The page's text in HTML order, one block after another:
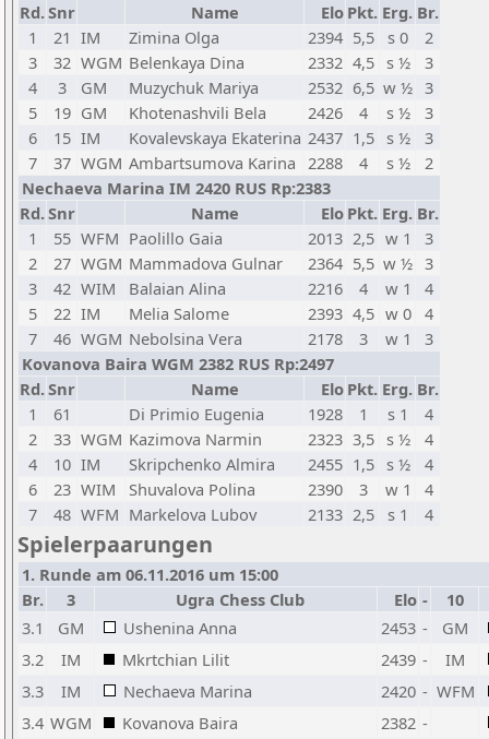
Rd.Snr Name Elo Pkt. Erg. Br.
1
21 IM Zimina Olga 2394 5,5 s 0
2
3
32 WGM Belenkaya Dina 2332 4,5 s ½
3
4
3 GM Muzychuk Mariya 2532 6,5 w ½ 3
5
19 GM Khotenashvili Bela 2426 4 s ½
3
6
15 IM Kovalevskaya Ekaterina 2437 1,5 s ½
3
7
37 WGM Ambartsumova Karina 2288 4 s ½
2
Nechaeva Marina IM 2420 RUS Rp:2383
Rd.Snr Name Elo Pkt. Erg. Br.
1
55 WFM Paolillo Gaia 2013 2,5 w 1
3
2
27 WGM Mammadova Gulnar 2364 5,5 w ½ 3
3
42 WIM Balaian Alina 2216 4 w 1
4
5
22 IM Melia Salome 2393 4,5 w 0
4
7
46 WGM Nebolsina Vera 2178 3 w 1
3
Kovanova Baira WGM 2382 RUS Rp:2497
Rd.Snr Name Elo Pkt. Erg. Br.
1
61 Di Primio Eugenia 1928 1 s 1
4
2
33 WGM Kazimova Narmin 2323 3,5 s ½
4
4
10 IM Skripchenko Almira 2455 1,5 s ½
4
6
23 WIM Shuvalova Polina 2390 3 w 1
4
7
48 WFM Markelova Lubov 2133 2,5 s 1 4
Spielerpaarungen
1. Runde am 06.11.2016 um 15:00
Br.
3 Ugra Chess Club Elo -
10
3.1
GM Ushenina Anna 2453 -
GM
3.2
IM Mkrtchian Lilit 2439 -
IM
3.3
IM Nechaeva Marina 2420 - WFM
3.4 WGM Kovanova Baira 2382 -